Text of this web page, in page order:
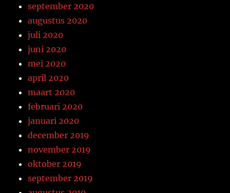
september 2020
augustus 2020
juli 2020
juni 2020
mei 2020
april 2020
maart 2020
februari 2020
januari 2020
december 2019
november 2019
oktober 2019
september 2019